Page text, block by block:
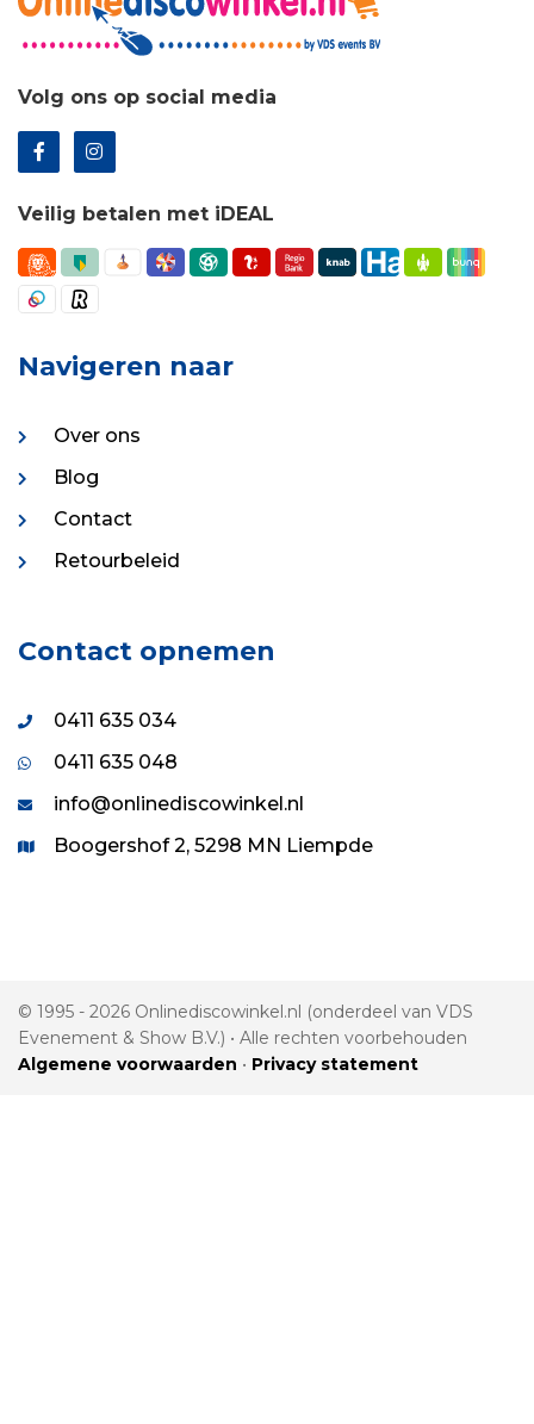
Volg ons op social media
Veilig betalen met iDEAL
Navigeren naar
Over ons
Blog
Contact
Retourbeleid
Contact opnemen
0411 635 034
0411 635 048
info@onlinediscowinkel.nl
Boogershof 2, 5298 MN Liempde
© 1995 - 2026 Onlinediscowinkel.nl (onderdeel van VDS
Evenement & Show B.V.) • Alle rechten voorbehouden
Algemene voorwaarden • Privacy statement